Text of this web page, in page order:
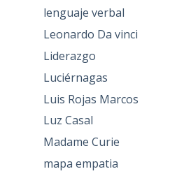
lenguaje verbal
Leonardo Da vinci
Liderazgo
Luciérnagas
Luis Rojas Marcos
Luz Casal
Madame Curie
mapa empatia